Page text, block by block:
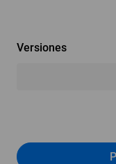
Versiones